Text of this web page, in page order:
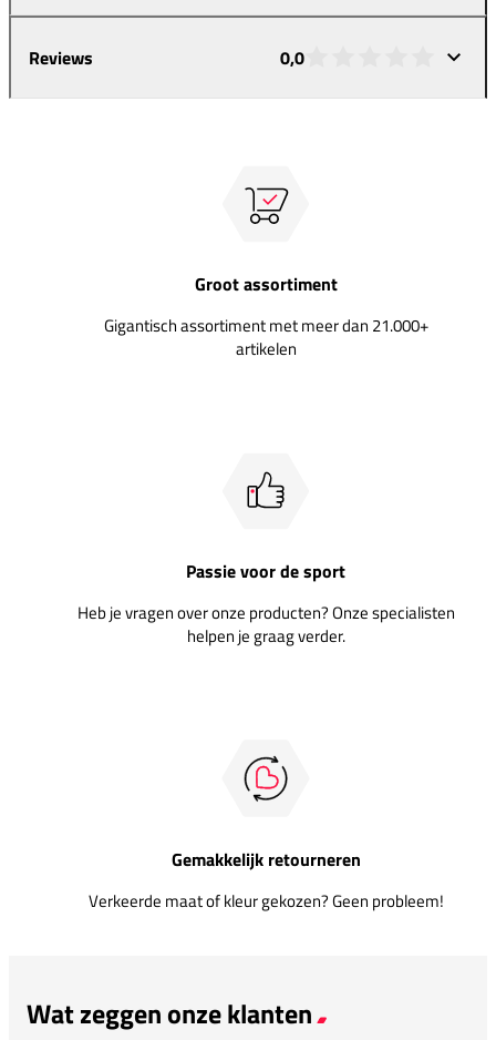
Reviews 0,0
Groot assortiment
Gigantisch assortiment met meer dan 21.000+
artikelen
Passie voor de sport
Heb je vragen over onze producten? Onze specialisten
helpen je graag verder.
Gemakkelijk retourneren
Verkeerde maat of kleur gekozen? Geen probleem!
Wat zeggen onze klanten